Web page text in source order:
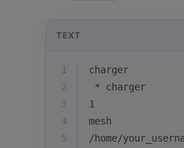
TEXT
1
charger
2
* charger
3
1
4
mesh
5
/home/